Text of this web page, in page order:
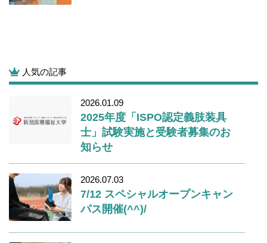
人気の記事
2026.01.09
2025年度「ISPO認定義肢装具
士」試験実施と受験者募集のお
知らせ
2026.07.03
7/12 スペシャルオープンキャン
パス開催(^^)/